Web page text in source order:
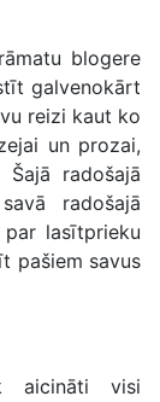
blogere
galvenokārt
reizi kaut ko
un prozai,
radošajā
radošajā
lasītprieku
pašiem savus
aicināti visi